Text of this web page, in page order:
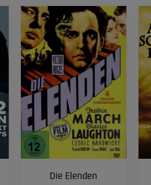
Die Elenden